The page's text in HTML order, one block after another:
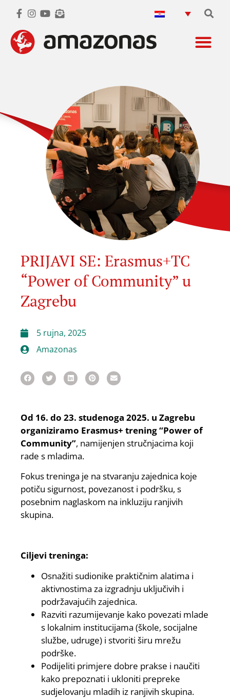
PRIJAVI SE: Erasmus+TC
“Power of Community” u
Zagrebu
5 rujna, 2025
Amazonas
Od 16. do 23. studenoga 2025. u Zagrebu
organiziramo Erasmus+ trening “Power of
Community”, namijenjen stručnjacima koji
rade s mladima.
Fokus treninga je na stvaranju zajednica koje
potiču sigurnost, povezanost i podršku, s
posebnim naglaskom na inkluziju ranjivih
skupina.
Ciljevi treninga:
Osnažiti sudionike praktičnim alatima i
aktivnostima za izgradnju uključivih i
podržavajućih zajednica.
Razviti razumijevanje kako povezati mlade
s lokalnim institucijama (škole, socijalne
službe, udruge) i stvoriti širu mrežu
podrške.
Podijeliti primjere dobre prakse i naučiti
kako prepoznati i ukloniti prepreke
sudjelovanju mladih iz ranjivih skupina.